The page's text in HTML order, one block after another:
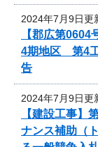
2024年7月9日更
【郡広第
4期地区 第4
告
2024年7月9日更
【建設工事
ナンス補助（